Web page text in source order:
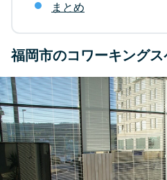
まとめ
福岡市のコワーキングス